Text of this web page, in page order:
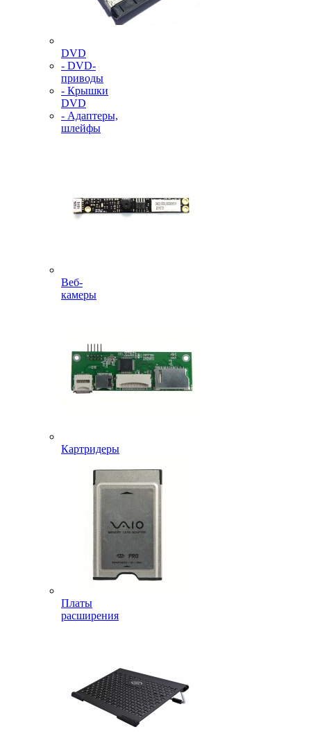
DVD
- DVD-
приводы
- Крышки
DVD
- Адаптеры,
шлейфы
Веб-
камеры
Картридеры
Платы
расширения